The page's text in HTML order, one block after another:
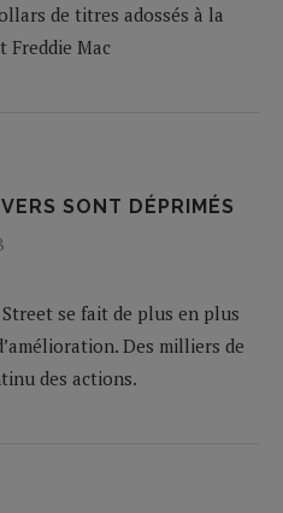
de titres adossés à la
Freddie Mac
SONT DÉPRIMÉS
se fait de plus en plus
Des milliers de
des actions.